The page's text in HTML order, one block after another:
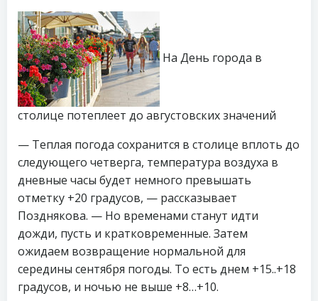
На День города в
столице потеплеет до августовских значений
— Теплая погода сохранится в столице вплоть до
следующего четверга, температура воздуха в
дневные часы будет немного превышать
отметку +20 градусов, — рассказывает
Позднякова. — Но временами станут идти
дожди, пусть и кратковременные. Затем
ожидаем возвращение нормальной для
середины сентября погоды. То есть днем +15..+18
градусов, и ночью не выше +8…+10.